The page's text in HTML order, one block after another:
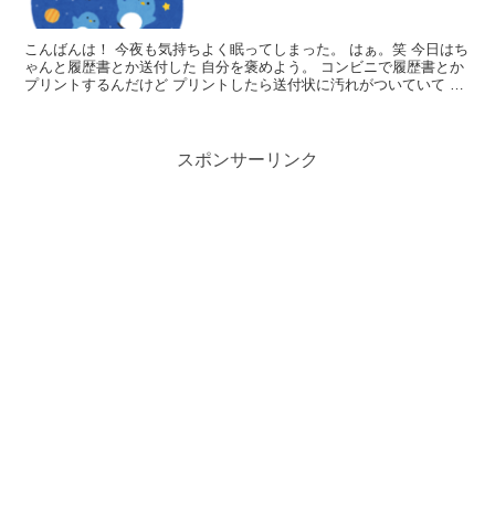
こんばんは！ 今夜も気持ちよく眠ってしまった。 はぁ。笑 今日はち
ゃんと履歴書とか送付した 自分を褒めよう。 コンビニで履歴書とか
プリントするんだけど プリントしたら送付状に汚れがついていて で
スポンサーリンク